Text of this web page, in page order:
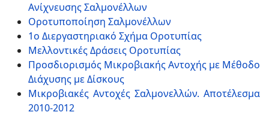
Ανίχνευσης Σαλμονέλλων
Οροτυποποίηση Σαλμονέλλων
1ο Διεργαστηριακό Σχήμα Οροτυπίας
Μελλοντικές Δράσεις Οροτυπίας
Προσδιορισμός Μικροβιακής Αντοχής με Μέθοδο
Διάχυσης με Δίσκους
Μικροβιακές Αντοχές Σαλμονελλών. Αποτέλεσμα
2010-2012